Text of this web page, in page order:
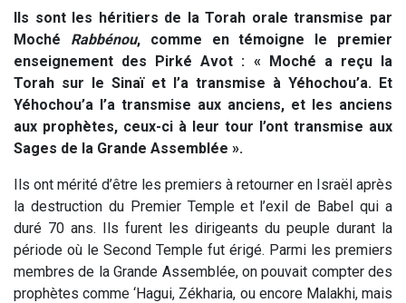
Ils sont les héritiers de la Torah orale transmise par
Moché Rabbénou, comme en témoigne le premier
enseignement des Pirké Avot : « Moché a reçu la
Torah sur le Sinaï et l’a transmise à Yéhochou’a. Et
Yéhochou’a l’a transmise aux anciens, et les anciens
aux prophètes, ceux-ci à leur tour l’ont transmise aux
Sages de la Grande Assemblée ».
Ils ont mérité d’être les premiers à retourner en Israël après
la destruction du Premier Temple et l’exil de Babel qui a
duré 70 ans. Ils furent les dirigeants du peuple durant la
période où le Second Temple fut érigé. Parmi les premiers
membres de la Grande Assemblée, on pouvait compter des
prophètes comme ‘Hagui, Zékharia, ou encore Malakhi, mais